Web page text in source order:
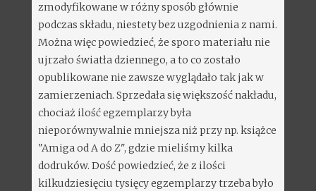
zmodyfikowane w różny sposób głównie
podczas składu, niestety bez uzgodnienia z nami.
Można więc powiedzieć, że sporo materiału nie
ujrzało światła dziennego, a to co zostało
opublikowane nie zawsze wyglądało tak jak w
zamierzeniach. Sprzedała się większość nakładu,
chociaż ilość egzemplarzy była
nieporównywalnie mniejsza niż przy np. książce
"Amiga od A do Z", gdzie mieliśmy kilka
dodruków. Dość powiedzieć, że z ilości
kilkudziesięciu tysięcy egzemplarzy trzeba było